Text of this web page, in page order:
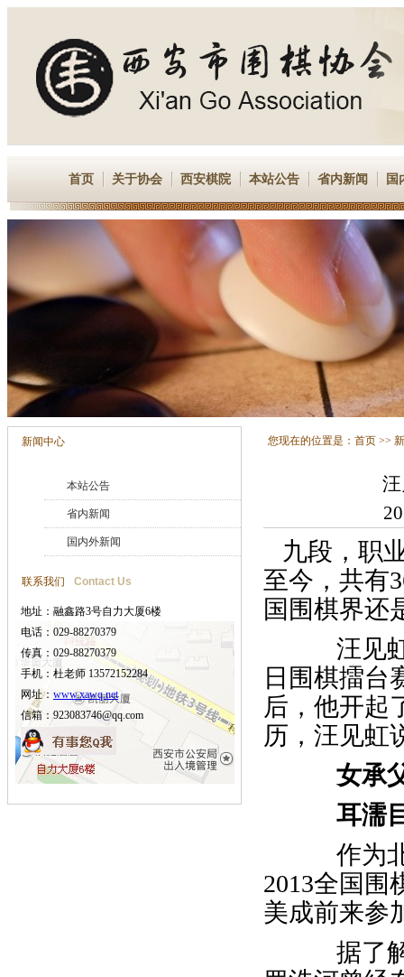
首页 关于协会 西安棋院 本站公告 省内新闻 国
新闻中心
本站公告
省内新闻
国内外新闻
联系我们 Contact Us
地址：融鑫路3号自力大厦6楼
电话：029-88270379
传真：029-88270379
手机：杜老师 13572152284
网址： www.xawq.net
信箱：923083746@qq.com
您现在的位置是： 首页 >>
九段，职
至今，共有
国围棋界还
汪见虹
日围棋擂台
后，他开起
历，汪见虹
女承
耳濡
作为北
2013全国围
美成前来参
据了解